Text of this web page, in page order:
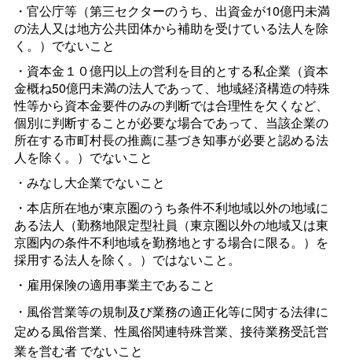
・官公庁等（第三セクターのうち、出資金が10億円未満
の法人又は地方公共団体から補助を受けている法人を除
く。）でないこと
・資本金１０億円以上の営利を目的とする私企業（資本
金概ね50億円未満の法人であって、地域経済構造の特殊
性等から資本金要件のみの判断では合理性を欠くなど、
個別に判断することが必要な場合であって、当該企業の
所在する市町村長の推薦に基づき知事が必要と認める法
人を除く。）でないこと
・みなし大企業でないこと
・本店所在地が東京圏のうち条件不利地域以外の地域に
ある法人（勤務地限定型社員（東京圏以外の地域又は東
京圏内の条件不利地域を勤務地とする場合に限る。）を
採用する法人を除く。）ではないこと。
・雇用保険の適用事業主であること
・風俗営業等の規制及び業務の適正化等に関する法律に
定める風俗営業、性風俗関連特殊営業、接待業務受託営
業を営む者 でないこと